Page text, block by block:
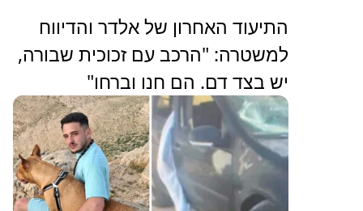
התיעוד האחרון של אלדר והדיווח
למשטרה: "הרכב עם זכוכית שבורה,
יש בצד דם. הם חנו וברחו"